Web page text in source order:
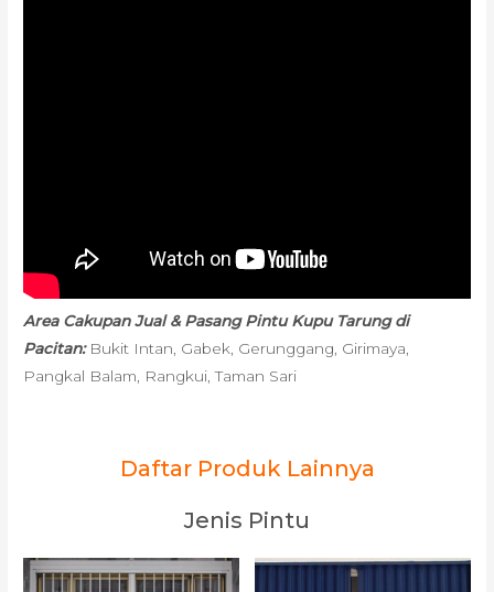
Area Cakupan Jual & Pasang Pintu Kupu Tarung di
Pacitan:Bukit Intan, Gabek, Gerunggang, Girimaya,
Pangkal Balam, Rangkui, Taman Sari
Daftar Produk Lainnya
Jenis Pintu